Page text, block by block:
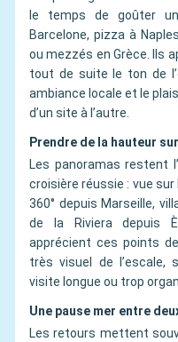
le temps de goûter
Barcelone, pizza à
ou mezzés en Grèce. Ils
tout de suite le ton de
ambiance locale et le
d’un site à l’autre.
Prendre de la hauteur
Les panoramas restent
croisière réussie : vue
360° depuis Marseille,
de la Riviera depuis
apprécient ces points
très visuel de l’escale,
visite longue ou trop
Une pause mer entre
Les retours mettent